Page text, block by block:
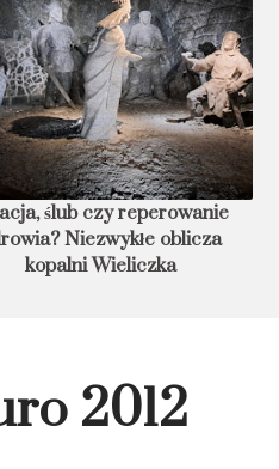
ślub czy reperowanie
Niezwykłe oblicza
kopalni Wieliczka
2012